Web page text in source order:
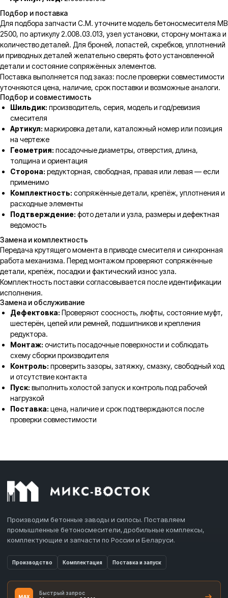
Подбор и поставка
Для подбора запчасти C.M. уточните модель бетоносмесителя MB
2500, по артикулу 2.008.03.013, узел установки, сторону монтажа и
количество деталей. Для броней, лопастей, скребков, уплотнений
и приводных деталей желательно сверять фото установленной
детали и состояние сопряжённых элементов.
Поставка выполняется под заказ: после проверки совместимости
уточняются цена, наличие, срок поставки и возможные аналоги.
Подбор и совместимость
Шильдик: производитель, серия, модель и год/ревизия
смесителя
Артикул: маркировка детали, каталожный номер или позиция
на чертеже
Геометрия: посадочные диаметры, отверстия, длина,
толщина и ориентация
Сторона: редукторная, свободная, правая или левая — если
применимо
Комплектность: сопряжённые детали, крепёж, уплотнения и
расходные элементы
Подтверждение: фото детали и узла, размеры и дефектная
ведомость
Замена и комплектность
Передача крутящего момента в приводе смесителя и синхронная
работа механизма. Перед монтажом проверяют сопряжённые
детали, крепёж, посадки и фактический износ узла.
Комплектность поставки согласовывается после идентификации
исполнения.
Замена и обслуживание
Дефектовка: Проверяют соосность, люфты, состояние муфт,
шестерён, цепей или ремней, подшипников и крепления
редуктора.
Монтаж: очистить посадочные поверхности и соблюдать
схему сборки производителя
Контроль: проверить зазоры, затяжку, смазку, свободный ход
и отсутствие контакта
Пуск: выполнить холостой запуск и контроль под рабочей
нагрузкой
Поставка: цена, наличие и срок подтверждаются после
проверки совместимости
Производим бетонные заводы и силосы. Поставляем
промышленные бетоносмесители, дробильные комплексы,
комплектующие и запчасти по России и Беларуси.
Производство Комплектация Поставка и запуск
Быстрый запрос